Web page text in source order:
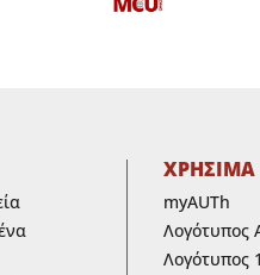
ΧΡΗΣΙΜΑ
myAUTh
Λογότυπος
Λογότυπος